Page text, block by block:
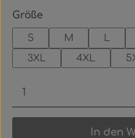
Größeauswählen
S M L
3XL
4XL
Produkt Anzahl: Gib
In den